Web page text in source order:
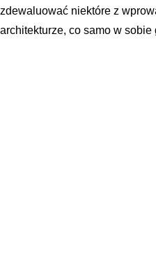
zdewaluować niektóre z
architekturze, co samo w